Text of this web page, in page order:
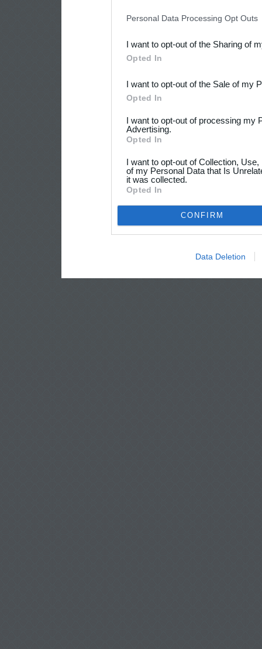
Downstream Participants
third parties.
Personal Data Processing Opt Outs
I want to opt-out of the Sharing of
Opted In
I want to opt-out of the Sale of my
Opted In
I want to opt-out of processing my
Advertising.
Opted In
I want to opt-out of Collection,
of my Personal Data that Is
it was collected.
Opted In
CONFIRM
Data Deletion